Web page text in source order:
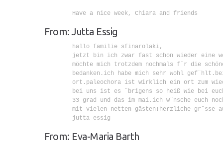
        Have a nice week, Chiara and friends
From: Jutta Essig
        hallo familie sfinarolaki,
jetzt bin ich zwar fast schon wieder eine
möchte mich trotzdem nochmals f¨r die
bedanken.ich habe mich sehr wohl
ort.paleochora ist wirklich ein ort zum
bei uns ist es ¨brigens so heiß wie bei
33 grad und das im mai.ich w¨nsche euch
mit vielen netten gästen!herzliche gr¨sse
        jutta essig
From: Eva-Maria Barth